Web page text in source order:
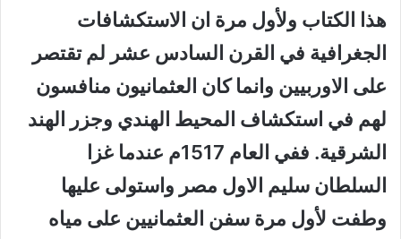
هذا الكتاب ولأول مرة ان الاستكشافات
الجغرافية في القرن السادس عشر لم تقتصر
على الاوربيين وانما كان العثمانيون منافسون
لهم في استكشاف المحيط الهندي وجزر الهند
الشرقية. ففي العام 1517م عندما غزا
السلطان سليم الاول مصر واستولى عليها
وطفت لأول مرة سفن العثمانيين على مياه